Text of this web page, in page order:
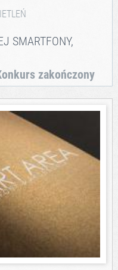
SMARTFONY,
zakończony